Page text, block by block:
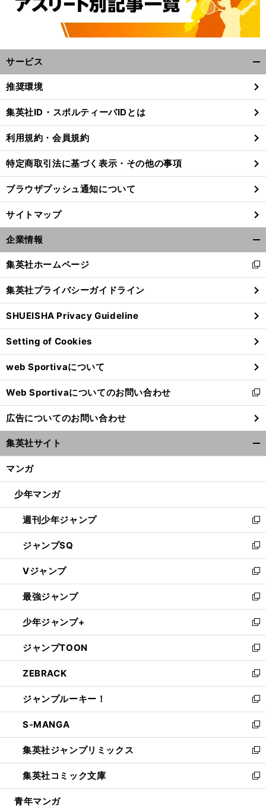
前
サービス
閉
る
推奨環境
集英社ID・スポルティーバIDとは
利用規約・会員規約
特定商取引法に基づく表示・その他の事項
ブラウザプッシュ通知について
サイトマップ
企業情報
閉
る
集英社ホームページ
新
し
い
ウ
ィ
ン
ド
ウ
で
開
く
集英社プライバシーガイドライン
SHUEISHA Privacy Guideline
Setting of Cookies
web Sportivaについて
Web Sportivaについてのお問い合わせ
新
し
い
ウ
ィ
ン
ウ
開
く
広告についてのお問い合わせ
集英社サイト
マンガ
少年マンガ
週刊少年ジャンプ
新
し
い
ウ
ィ
ン
ド
ウ
で
開
く
ジャンプSQ
新
し
い
ウ
ィ
ン
ド
ウ
で
開
く
Vジャンプ
新
し
い
ウ
ィ
ン
ド
ウ
で
開
く
最強ジャンプ
新
し
い
ウ
ィ
ン
ド
ウ
で
開
く
少年ジャンプ+
新
し
い
ウ
ィ
ン
ド
ウ
で
開
く
ジャンプTOON
新
し
い
ウ
ィ
ン
ド
ウ
で
開
く
ZEBRACK
新
し
い
ウ
ィ
ン
ド
ウ
で
開
ジャンプルーキー！
新
し
い
ウ
ィ
ン
ド
ウ
S-MANGA
新
し
い
ウ
ィ
ン
集英社ジャンプリミックス
新
し
い
ウ
集英社コミック文庫
新
し
青年マンガ